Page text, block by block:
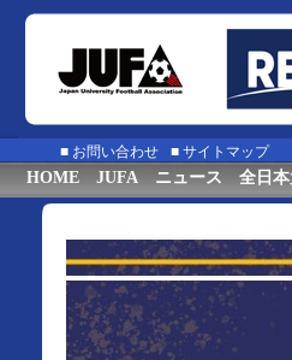
■ お問い合わせ ■ サイトマップ
HOME JUFA ニュース 全日